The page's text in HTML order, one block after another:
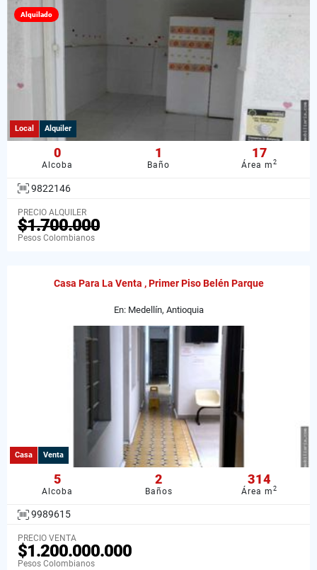
Alquilado
Local Alquiler
0
Alcoba
1
Baño
17
Área m2
9822146
PRECIO ALQUILER
$1.700.000
Pesos Colombianos
Casa Para La Venta , Primer Piso Belén Parque
En: Medellín, Antioquia
Casa Venta
5
Alcoba
2
Baños
314
Área m2
9989615
PRECIO VENTA
$1.200.000.000
Pesos Colombianos